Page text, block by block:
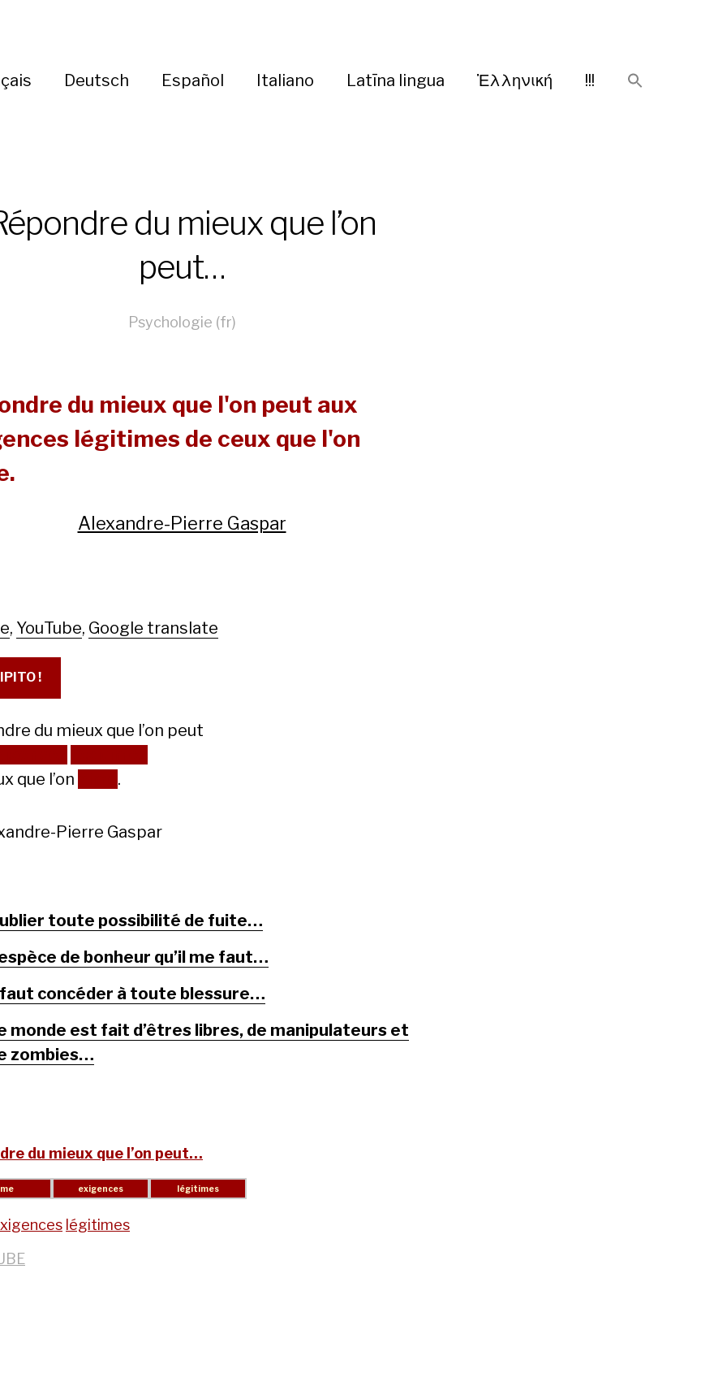
Deutsch Español Italiano Latīna lingua Ἑλληνική !!!
du mieux que l’on
peut…
Psychologie (fr)
du mieux que l'on peut aux
légitimes de ceux que l'on
Alexandre-Pierre Gaspar
, YouTube, Google translate
!
du mieux que l’on peut
que l’on
.
Pierre Gaspar
toute possibilité de fuite…
de bonheur qu’il me faut…
faut concéder à toute blessure…
monde est fait d’êtres libres, de manipulateurs et
zombies…
du mieux que l’on peut…
légitimes